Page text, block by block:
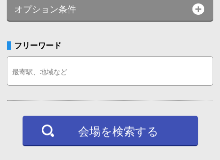
オプション条件
フリーワード
会場を検索する